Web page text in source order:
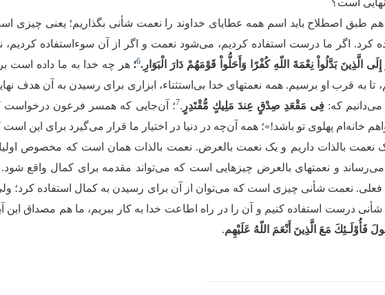
است؟
هم طبق اصطلاح باید اسم همه عطایای خداوند را نعمت شأنی بگذاریم؛ یعنی چیزی
کرد. اگر ما درست استفاده کردیم، می‌شود نعمت و اگر از آن سوء‌استفاده کردیم،
إِلَى الَّذِینَ بَدَّلُواْ نِعْمَةَ اللّهِ كُفْرًا وَأَحَلُّواْ قَوْمَهُمْ دَارَ الْبَوَارِ.6؛هر چه خدا به ما داده است
تا به قرب او برسیم. همه نعمتهای خدا بی‌استثناء، ابزاری برای رسیدن به آن هدف
می‌دانیم که: فِی مَقْعَدِ صِدْقٍ عِندَ مَلِیكٍ مُّقْتَدِرٍ .
7؛ آن‌جایی که همسر فرعون درخواست
خانه‌ام پهلوی تو باشد!»؛ همه آن‌چه در دنیا در اختیار ما قرار می‌گیرد برای این است
نعمت بالذات داریم و یک نعمت بالعرض. نعمت بالذات همان است که مخصوص
می‌رساند و نعمتهای بالعرض چیزهایی است که می‌تواند مقدمه برای كمال واقع
نعمت شأنی چیزی است که می‌توان از آن برای رسیدن به کمال استفاده کرد؛ ولی
درست استفاده کنیم و آن را در راه اطاعت خدا به کار ببریم، ما هم مصداق
فَأُوْلَـئِكَ مَعَ الَّذِینَ أَنْعَمَ اللّهُ عَلَیْهِم.